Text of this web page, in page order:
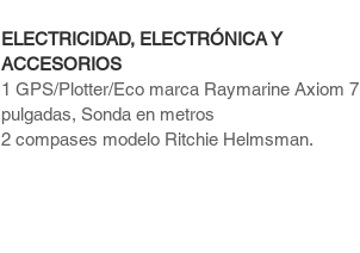
ELECTRICIDAD, ELECTRÓNICA Y
ACCESORIOS
1 GPS/Plotter/Eco marca Raymarine Axiom 7
pulgadas, Sonda en metros
2 compases modelo Ritchie Helmsman.